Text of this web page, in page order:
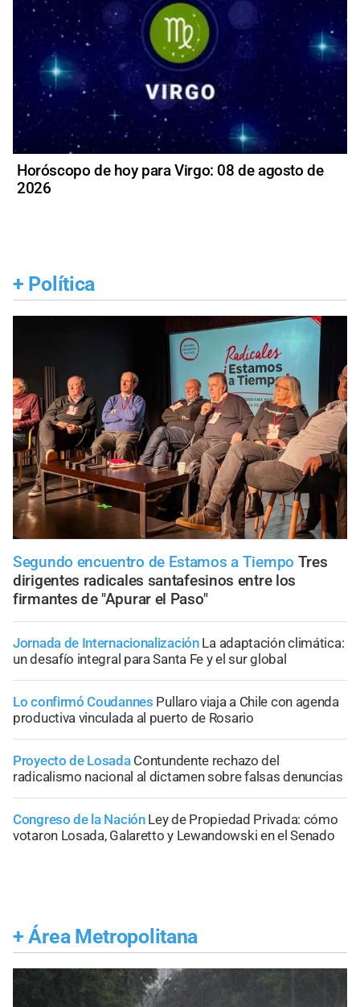
Horóscopo de hoy para Virgo: 08 de agosto de
2026
+ Política
Segundo encuentro de Estamos a Tiempo Tres
dirigentes radicales santafesinos entre los
firmantes de "Apurar el Paso"
Jornada de Internacionalización La adaptación climática:
un desafío integral para Santa Fe y el sur global
Lo confirmó Coudannes Pullaro viaja a Chile con agenda
productiva vinculada al puerto de Rosario
Proyecto de Losada Contundente rechazo del
radicalismo nacional al dictamen sobre falsas denuncias
Congreso de la Nación Ley de Propiedad Privada: cómo
votaron Losada, Galaretto y Lewandowski en el Senado
+ Área Metropolitana